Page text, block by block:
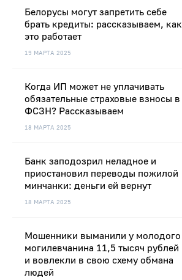
19 МАРТА 2025
Белорусы могут запретить себе
брать кредиты: рассказываем, как
это работает
18 МАРТА 2025
Когда ИП может не уплачивать
обязательные страховые взносы в
ФСЗН? Рассказываем
18 МАРТА 2025
Банк заподозрил неладное и
приостановил переводы пожилой
минчанки: деньги ей вернут
Мошенники выманили у молодого
могилевчанина 11,5 тысяч рублей
и вовлекли в свою схему обмана
людей